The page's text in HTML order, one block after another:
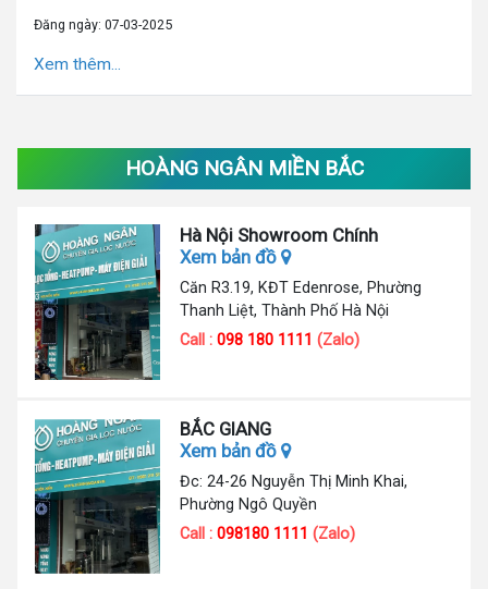
Đăng ngày: 07-03-2025
Xem thêm...
HOÀNG NGÂN MIỀN BẮC
Hà Nội Showroom Chính
Xem bản đồ
Căn R3.19, KĐT Edenrose, Phường
Thanh Liệt, Thành Phố Hà Nội
Call :098 180 1111 (Zalo)
BẮC GIANG
Xem bản đồ
Đc: 24-26 Nguyễn Thị Minh Khai,
Phường Ngô Quyền
Call :098180 1111 (Zalo)